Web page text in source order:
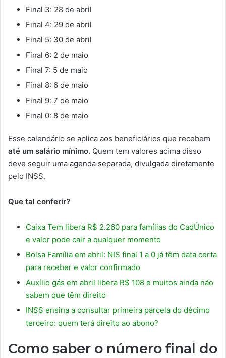
Final 3: 28 de abril
Final 4: 29 de abril
Final 5: 30 de abril
Final 6: 2 de maio
Final 7: 5 de maio
Final 8: 6 de maio
Final 9: 7 de maio
Final 0: 8 de maio
Esse calendário se aplica aos beneficiários que recebem
até um salário mínimo. Quem tem valores acima disso
deve seguir uma agenda separada, divulgada diretamente
pelo INSS.
Que tal conferir?
Caixa Tem libera R$ 2.260 para famílias do CadÚnico
e valor pode cair a qualquer momento
Bolsa Família em abril: NIS final 1 a 0 já têm data certa
para receber e valor confirmado
Auxílio gás em abril libera R$ 108 e muitos ainda não
sabem que têm direito
INSS ensina a consultar primeira parcela do décimo
terceiro: quem terá direito ao abono?
Como saber o número final do